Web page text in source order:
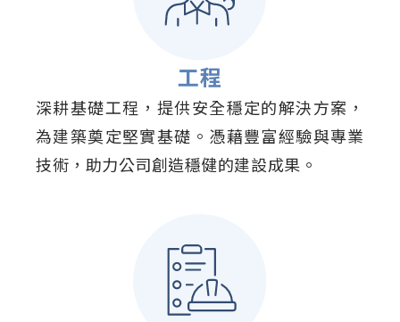
工程
深耕基礎工程，提供安全穩定的解決方案，
為建築奠定堅實基礎。憑藉豐富經驗與專業
技術，助力公司創造穩健的建設成果。